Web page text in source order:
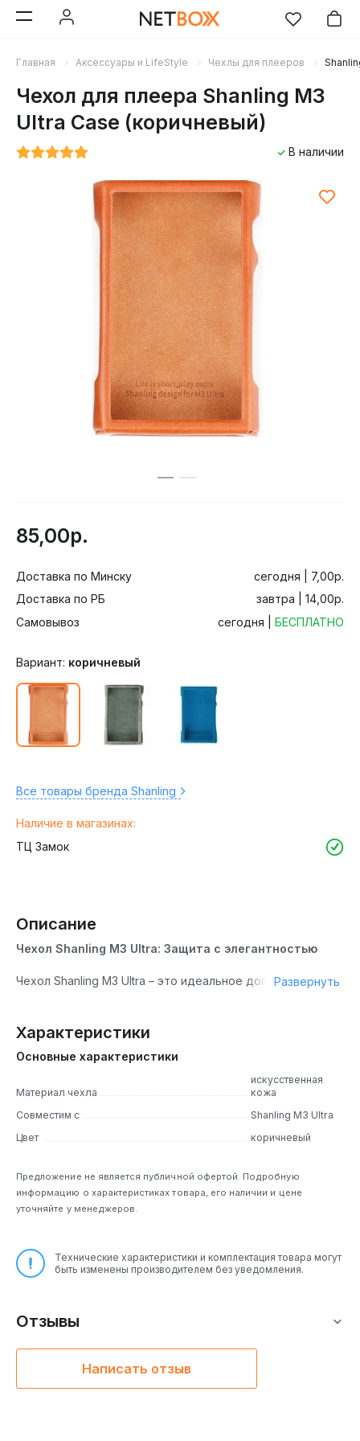
Главная Аксессуары и LifeStyle Чехлы для плееров
Чехол для плеера Shanling M3
Ultra Case (коричневый)
В наличии
85,00р.
Доставка по Минску
сегодня | 7,00р.
Доставка по РБ
завтра | 14,00р.
Самовывоз
сегодня | БЕСПЛАТНО
Вариант: коричневый
Все товары бренда Shanling
Наличие в магазинах:
ТЦ Замок
Описание
Чехол Shanling M3 Ultra: Защита с элегантностью
Чехол Shanling M3 Ultra – это идеальное дополнение к
обеспечивает надежную защиту от ударов, падений и
скольжения. Ваш M3 Ultra будет в безопасности, а его
внешний вид сохранится без нежелательных царапин.
Дизайн
функциональности. Его элегантный дизайн дополняет
искусственная кожа приятна на ощупь. Все
необходимые порты и экран остаются доступными,
несмотря на защиту.
Основные особенности
Эффективная защита:
Чехол надежно оберегает ваш
Излишнее тепло:
Эффективная рассеивание излишнего
Shanling M3 Ultra, сохраняя его компактные размеры.
Развернуть
Характеристики
Основные характеристики
Материал чехла
искусственная
кожа
Совместим с
Shanling M3 Ultra
Цвет
коричневый
Предложение не является публичной офертой. Подробную
информацию о характеристиках товара, его наличии и цене
уточняйте у менеджеров.
Технические характеристики и комплектация товара могут
быть изменены производителем без уведомления.
Отзывы
Написать отзыв